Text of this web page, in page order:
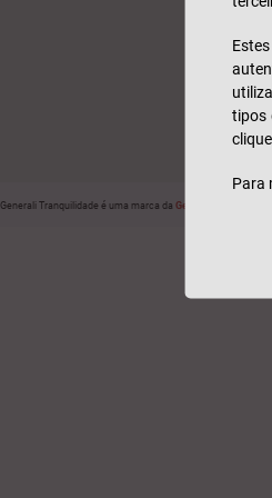
Generali Tranquilidade é uma marca da Generali Seguros, S.A.
tipos
Para